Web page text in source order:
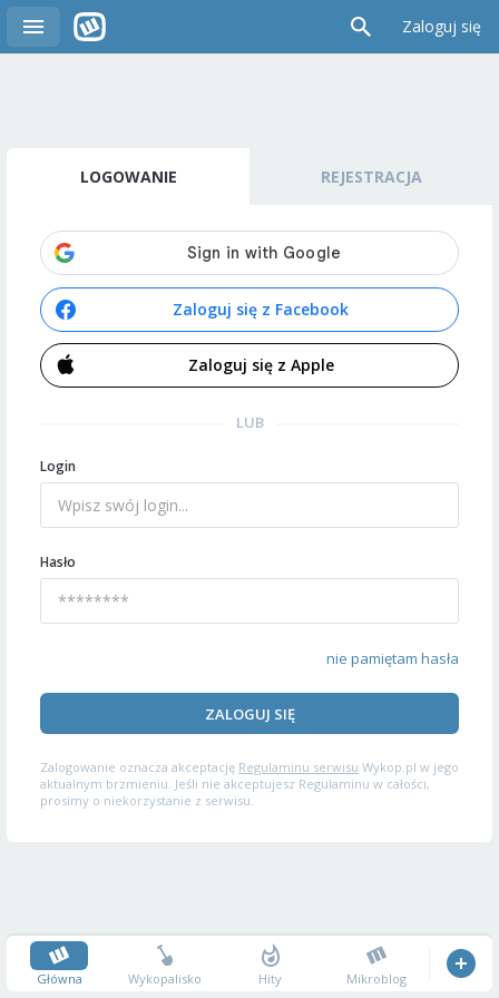
Zaloguj się
LOGOWANIE REJESTRACJA
Zaloguj się z Facebook
Zaloguj się z Apple
LUB
Login
Hasło
nie pamiętam hasła
ZALOGUJ SIĘ
Zalogowanie oznacza akceptację Regulaminu serwisu Wykop.pl w jego
aktualnym brzmieniu. Jeśli nie akceptujesz Regulaminu w całości,
prosimy o niekorzystanie z serwisu.
Główna Wykopalisko Hity Mikroblog